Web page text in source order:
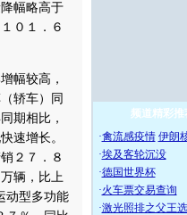
幅略高于
０１．６
幅较高，
轿车）同
期相比，
速增长。
２７．８
辆，比上
动型多功能
频道精彩推
·禽流感疫情 伊朗
·埃及客轮沉没
·德国世界杯
·火车票交易查询
·激光照排之父王